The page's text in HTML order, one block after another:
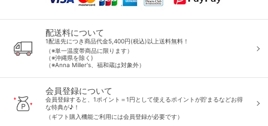
配送料について
1配送先につき商品代金5,400円(税込)以上送料無料！
（※単一温度帯商品に限ります）
（※沖縄県を除く)
（※Anna Miller's、福和蔵は対象外）
会員登録について
会員登録すると、1ポイント＝1円として使えるポイントが貯まるなどお得
な特典が♪！
（ギフト購入機能ご利用には会員登録が必要です）